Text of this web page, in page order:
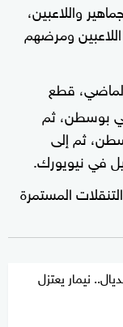
واللاعبين،
ومرضهم
قطع
في بوسطن، ثم
ثم إلى
في نيويورك.
المستمرة
نيمار يعتزل